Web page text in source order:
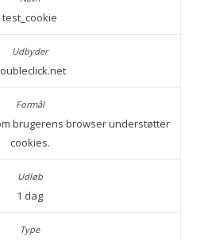
test_cookie
brugerens browser understøtter
cookies.
1 dag